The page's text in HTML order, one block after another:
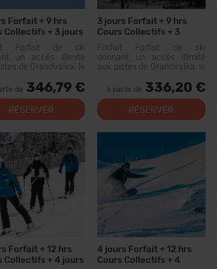
Forfait + 9 hrs
Collectifs + 3 jours
Materiel
Forfait de ski
un accès illimité
de Grandvalira, le
Avec ce
vous pourrez
de 346,79 €
RÉSERVER
3 jours Forfait + 9 hrs
Cours Collectifs + 3
Menus
Forfait Forfait de ski
donnant un accès illimité
aux pistes de Grandvalira, le
des Pyrénées. Avec ce
forfait, vous pourrez
parcourir plus de 200 km de
pistes, avec des options
à partir de 336,20 €
RÉSERVER
Forfait + 12 hrs
Collectifs + 4 jours
4 jours Forfait + 12 hrs
Cours Collectifs + 4